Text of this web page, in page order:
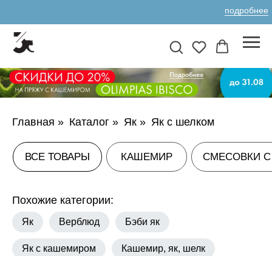
подробнее
Главная » Каталог » Як » Як с шелком
Похожие категории:
Як Верблюд Бэби як
Як с кашемиром Кашемир, як, шелк